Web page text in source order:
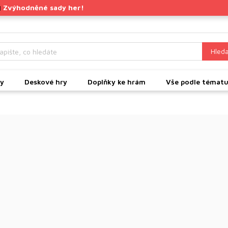
| Zvýhodněné sady her!
Deskové hry Doplňky ke hrám Vše podle tématu